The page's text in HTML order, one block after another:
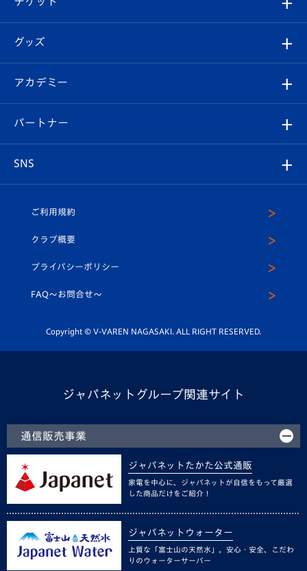
チケット
イベント
メディア
ホームタウン
エンブレム紹介
スタッフプロフィール
マスコット紹介
平和祈念活動
ホームタウン活動
はじめての観戦ガイド
Revive Team
ヴィヴィくんの長崎おもてなしガイド
フォトギャラリー
スタジアムグルメ
チケット
V-LOVERS（ファンクラブ）
プレイヤーズスイート
グッズ
オンラインショップ
店舗情報
アカデミー
育成からのお知らせ
U-18
スクール
パートナー
SNS
ヴィヴィくんインスタグラム
公式LINE＠
ご利用規約
クラブ概要
プライバシーポリシー
FAQ〜お問合せ〜
Copyright © V-VAREN NAGASAKI. ALL RIGHT RESERVED.
ジャパネットグループ関連サイト
通信販売事業
ジャパネットたかた公式通販
家電を中心に、ジャパネットが自信をもって厳選
した商品だけをご紹介！
ジャパネットウォーター
上質な「富士山の天然水」。安心・安全、こだわ
りのウォーターサーバー